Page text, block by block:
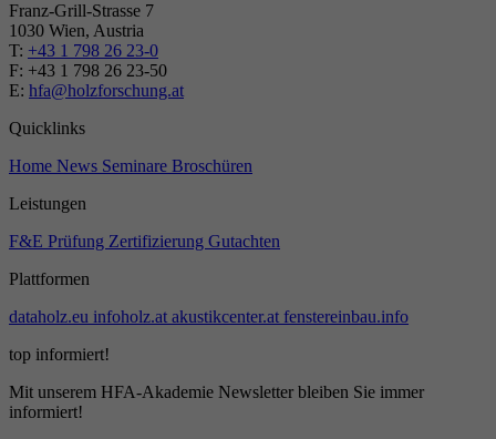
Franz-Grill-Strasse 7
1030 Wien, Austria
T: +43 1 798 26 23-0
​​F: +43 1 798 26 23-50
E: hfa@holzforschung.at
Quicklinks
Home News Seminare Broschüren
Leistungen
F&E Prüfung Zertifizierung Gutachten
Plattformen
dataholz.eu infoholz.at akustikcenter.at fenstereinbau.info
top informiert!
Mit unserem HFA-Akademie Newsletter bleiben Sie immer
informiert!